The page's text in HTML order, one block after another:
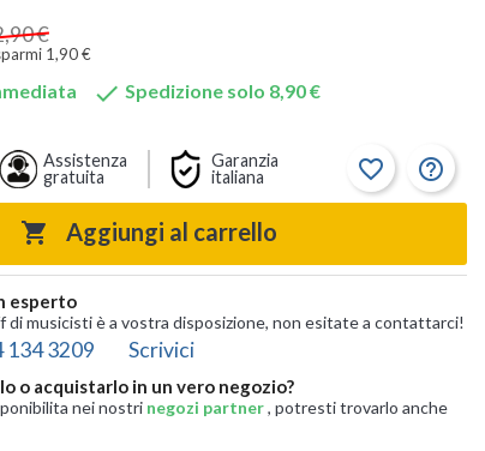
€
1,90 €
 Spedizione solo 8,90 €
Assistenza
gratuita
Garanzia
italiana
favorite_border help_outline
 Aggiungi al carrello
esperto
di musicisti è a vostra disposizione, non esitate a contattarci!
134 3209 Scrivici
o acquistarlo in un vero negozio?
nei nostri negozi partner, potresti trovarlo anche